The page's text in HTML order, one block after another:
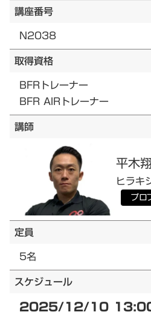
講座番号
N2038
取得資格
BFRトレーナー
BFR AIRトレーナー
講師
平木翔
ヒラキ
プロ
定員
5名
スケジュール
2025/12/10